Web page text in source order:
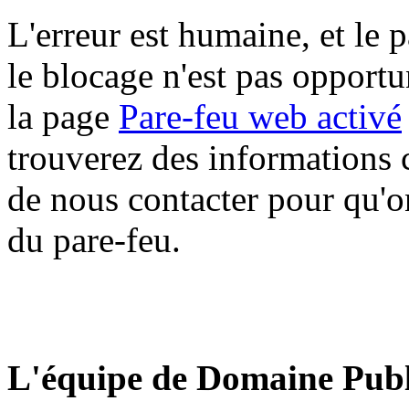
L'erreur est humaine, et le
le blocage n'est pas
la page Pare-feu web activé
trouverez des informations
de nous contacter pour
du pare-feu.
L'équipe de Domaine